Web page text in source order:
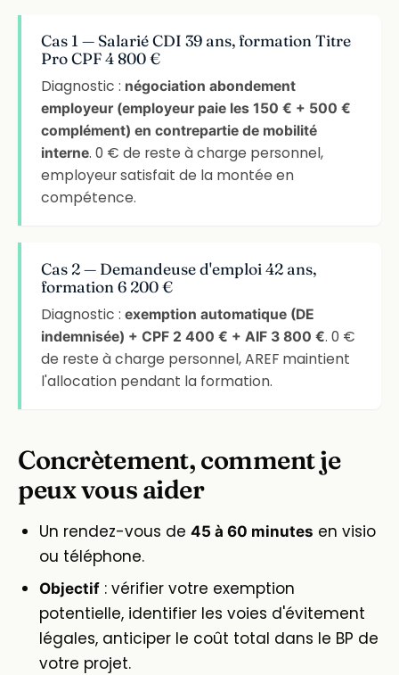
Cas 1 — Salarié CDI 39 ans, formation Titre
Pro CPF 4 800 €
Diagnostic : négociation abondement
employeur (employeur paie les 150 € + 500 €
complément) en contrepartie de mobilité
interne. 0 € de reste à charge personnel,
employeur satisfait de la montée en
compétence.
Cas 2 — Demandeuse d'emploi 42 ans,
formation 6 200 €
Diagnostic :exemption automatique (DE
indemnisée) + CPF 2 400 € + AIF 3 800 €. 0 €
de reste à charge personnel, AREF maintient
l'allocation pendant la formation.
Concrètement, comment je
peux vous aider
Un rendez-vous de 45 à 60 minutes en visio
ou téléphone.
Objectif : vérifier votre exemption
potentielle, identifier les voies d'évitement
légales, anticiper le coût total dans le BP de
votre projet.